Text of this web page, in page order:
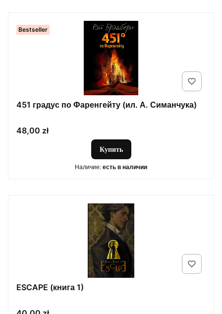
Bestseller
451 градус по Фаренгейту (ил. А. Симанчука)
Цена
48,00 zł
Купить
Наличие: есть в наличии
ESCAPE (книга 1)